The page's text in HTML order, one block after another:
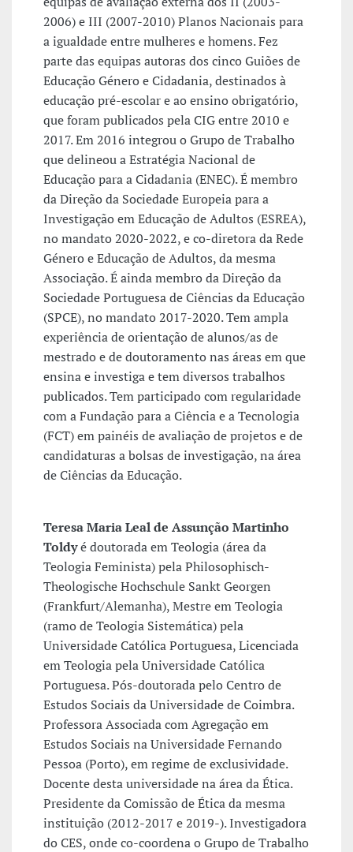
2006) e III (2007-2010) Planos Nacionais para
a igualdade entre mulheres e homens. Fez
parte das equipas autoras dos cinco Guiões de
Educação Género e Cidadania, destinados à
educação pré-escolar e ao ensino obrigatório,
que foram publicados pela CIG entre 2010 e
2017. Em 2016 integrou o Grupo de Trabalho
que delineou a Estratégia Nacional de
Educação para a Cidadania (ENEC). É membro
da Direção da Sociedade Europeia para a
Investigação em Educação de Adultos (ESREA),
no mandato 2020-2022, e co-diretora da Rede
Género e Educação de Adultos, da mesma
Associação. É ainda membro da Direção da
Sociedade Portuguesa de Ciências da Educação
(SPCE), no mandato 2017-2020. Tem ampla
experiência de orientação de alunos/as de
mestrado e de doutoramento nas áreas em que
ensina e investiga e tem diversos trabalhos
publicados. Tem participado com regularidade
com a Fundação para a Ciência e a Tecnologia
(FCT) em painéis de avaliação de projetos e de
candidaturas a bolsas de investigação, na área
de Ciências da Educação.
Teresa Maria Leal de Assunção Martinho
Toldyé doutorada em Teologia (área da
Teologia Feminista) pela Philosophisch-
Theologische Hochschule Sankt Georgen
(Frankfurt/Alemanha), Mestre em Teologia
(ramo de Teologia Sistemática) pela
Universidade Católica Portuguesa, Licenciada
em Teologia pela Universidade Católica
Portuguesa. Pós-doutorada pelo Centro de
Estudos Sociais da Universidade de Coimbra.
Professora Associada com Agregação em
Estudos Sociais na Universidade Fernando
Pessoa (Porto), em regime de exclusividade.
Docente desta universidade na área da Ética.
Presidente da Comissão de Ética da mesma
instituição (2012-2017 e 2019-). Investigadora
do CES, onde co-coordena o Grupo de Trabalho